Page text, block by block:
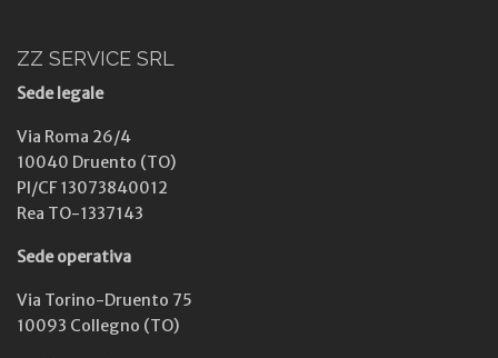
ZZ SERVICE SRL
Sede legale
Via Roma 26/4
10040 Druento (TO)
PI/CF 13073840012
Rea TO-1337143
Sede operativa
Via Torino-Druento 75
10093 Collegno (TO)